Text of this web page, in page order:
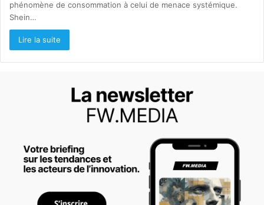
phénomène de consommation à celui de menace systémique.
Shein…
Lire la suite